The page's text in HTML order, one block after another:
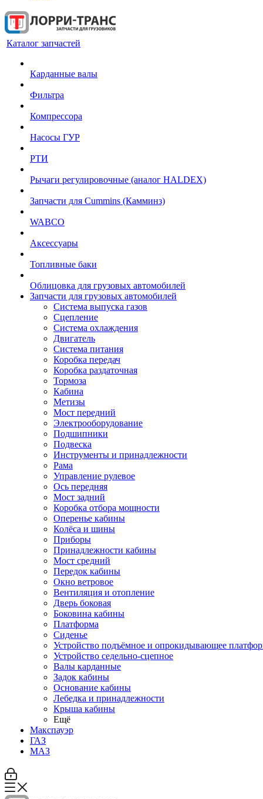
Каталог запчастей
Карданные валы
Фильтра
Компрессора
Насосы ГУР
РТИ
Рычаги регулировочные (аналог HALDEX)
Запчасти для Cummins (Камминз)
WABCO
Аксессуары
Топливные баки
Облицовка для грузовых автомобилей
Запчасти для грузовых автомобилей
Система выпуска газов
Сцепление
Система охлаждения
Двигатель
Система питания
Коробка передач
Коробка раздаточная
Тормоза
Кабина
Метизы
Мост передний
Электрооборудование
Подшипники
Подвеска
Инструменты и принадлежности
Рама
Управление рулевое
Ось передняя
Мост задний
Коробка отбора мощности
Оперенье кабины
Колёса и шины
Приборы
Принадлежности кабины
Мост средний
Передок кабины
Окно ветровое
Вентиляция и отопление
Дверь боковая
Боковина кабины
Платформа
Сиденье
Устройство подъёмное и опрокидывающее
Устройство седельно-сцепное
Валы карданные
Задок кабины
Основание кабины
Лебедка и принадлежности
Крыша кабины
Ещё
Макспауэр
ГАЗ
МАЗ